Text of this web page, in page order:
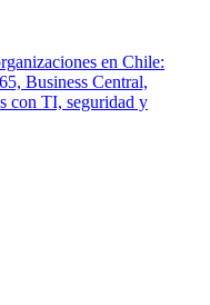
en Chile:
Business Central,
con TI, seguridad y